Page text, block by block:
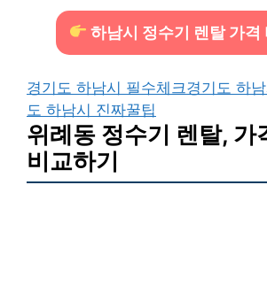
하남시 정수기 렌탈 가격
경기도 하남시 필수체크경기도 하
도 하남시 진짜꿀팁
위례동 정수기 렌탈, 가
비교하기